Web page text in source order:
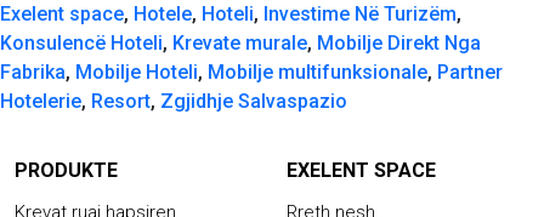
Exelent space, Hotele, Hoteli, Investime Në Turizëm,
Konsulencë Hoteli, Krevate murale, Mobilje Direkt Nga
Fabrika, Mobilje Hoteli, Mobilje multifunksionale, Partner
Hotelerie, Resort, Zgjidhje Salvaspazio
PRODUKTE
Krevat ruaj hapsiren
EXELENT SPACE
Rreth nesh